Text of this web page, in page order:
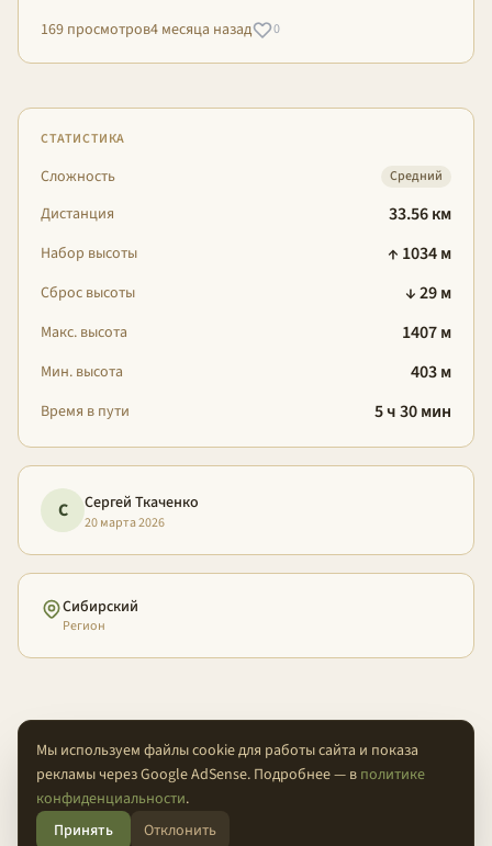
169 просмотров4 месяца назад 0
СТАТИСТИКА
Сложность Средний
Дистанция 33.56 км
Набор высоты ↑ 1034 м
Сброс высоты ↓ 29 м
Макс. высота 1407 м
Мин. высота 403 м
Время в пути 5 ч 30 мин
С Сергей Ткаченко
20 марта 2026
Сибирский
Регион
О проектеКонфиденциальность
© 2026 Проходимцы — Там, где кончается асфальт.
Мы используем файлы cookie для работы сайта и показа
рекламы через Google AdSense. Подробнее — в политике
конфиденциальности.
Принять
Отклонить